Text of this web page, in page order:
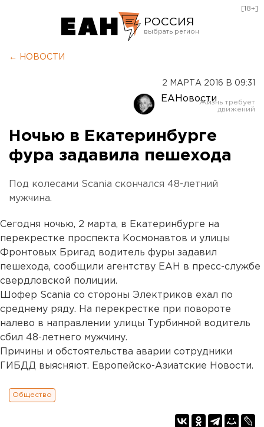
РОССИЯ
Оренбург
[18+]
← НОВОСТИ
2 МАРТА 2016 В 09:31
ЕАНовости
Ночью в Екатеринбурге
фура задавила пешехода
Под колесами Scania скончался 48-летний
мужчина.
Сегодня ночью, 2 марта, в Екатеринбурге на
перекрестке проспекта Космонавтов и улицы
Фронтовых Бригад водитель фуры задавил
пешехода, сообщили агентству ЕАН в пресс-службе
свердловской полиции.
Шофер Scania со стороны Электриков ехал по
среднему ряду. На перекрестке при повороте
налево в направлении улицы Турбинной водитель
сбил 48-летнего мужчину.
Причины и обстоятельства аварии сотрудники
ГИБДД выясняют. Европейско-Азиатские Новости.
Общество